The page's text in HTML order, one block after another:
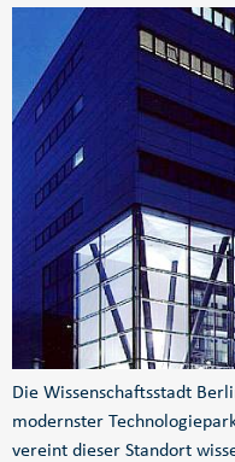
Die Wissenschaftsstadt
modernster
vereint dieser Standort